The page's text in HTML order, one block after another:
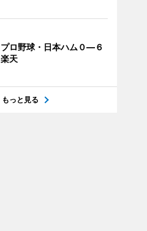
プロ野球・日本ハム０―６
楽天
もっと見る